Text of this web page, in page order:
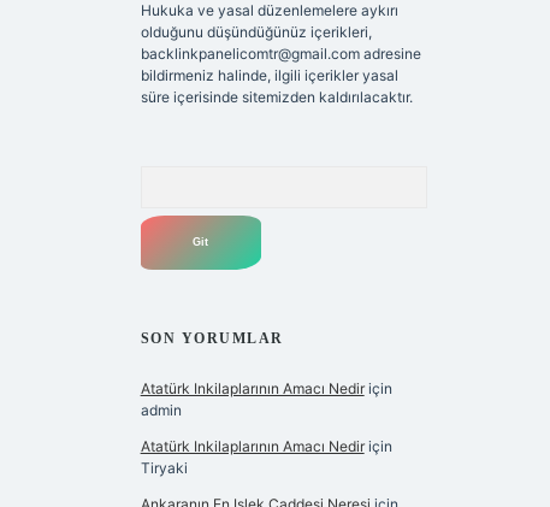
Hukuka ve yasal düzenlemelere aykırı
olduğunu düşündüğünüz içerikleri,
backlinkpanelicomtr@gmail.comadresine
bildirmeniz halinde, ilgili içerikler yasal
süre içerisinde sitemizden kaldırılacaktır.
SON YORUMLAR
Atatürk Inkilaplarının Amacı Nediriçin
admin
Atatürk Inkilaplarının Amacı Nediriçin
Tiryaki